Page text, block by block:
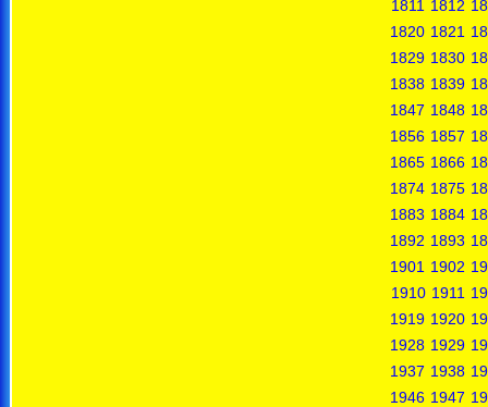
1811 1812
1820 1821
1829 1830
1838 1839
1847 1848
1856 1857
1865 1866
1874 1875
1883 1884
1892 1893
1901 1902
1910 1911
1919 1920
1928 1929
1937 1938
1946 1947